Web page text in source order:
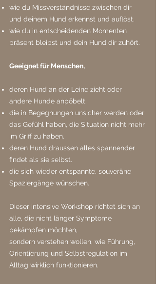
wie du Missverständnisse zwischen dir
und deinem Hund erkennst und auflöst.
wie du in entscheidenden Momenten
präsent bleibst und dein Hund dir zuhört.
Geeignet für Menschen,
deren Hund an der Leine zieht oder
andere Hunde anpöbelt.
die in Begegnungen unsicher werden oder
das Gefühl haben, die Situation nicht mehr
im Griff zu haben.
deren Hund draussen alles spannender
findet als sie selbst.
die sich wieder entspannte, souveräne
Spaziergänge wünschen.
Dieser intensive Workshop richtet sich an
alle, die nicht länger Symptome
bekämpfen möchten,
sondern verstehen wollen, wie Führung,
Orientierung und Selbstregulation im
Alltag wirklich funktionieren.